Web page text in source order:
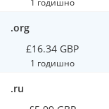
.org
£16.34 GBP
1 годишно
.ru